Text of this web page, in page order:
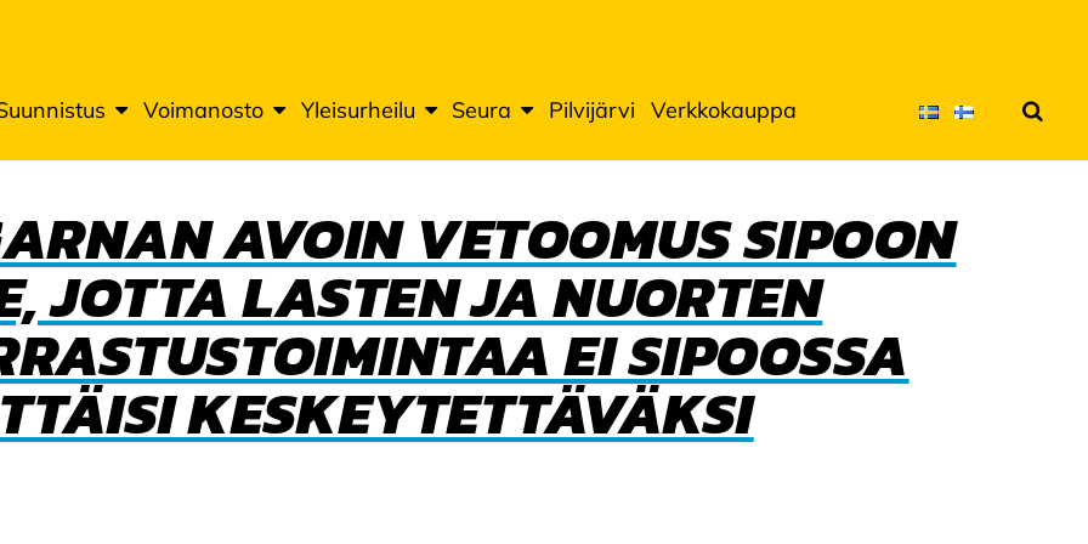
Voimanosto Yleisurheilu Seura Pilvijärvi Verkkokauppa
AVOIN VETOOMUS SIPOON
JOTTA LASTEN JA NUORTEN
EI SIPOOSSA
KESKEYTETTÄVÄKSI